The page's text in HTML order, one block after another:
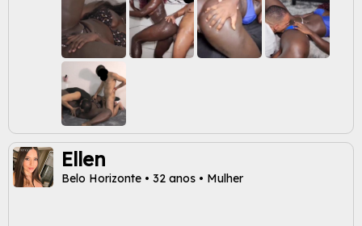
Ellen
Belo Horizonte • 32 anos • Mulher